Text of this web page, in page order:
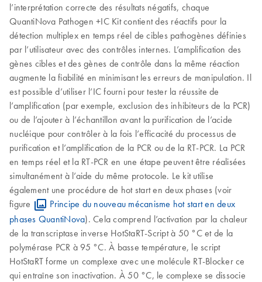
l’interprétation correcte des résultats négatifs, chaque
QuantiNova Pathogen +IC Kit contient des réactifs pour la
détection multiplex en temps réel de cibles pathogènes définies
par l’utilisateur avec des contrôles internes. L’amplification des
gènes cibles et des gènes de contrôle dans la même réaction
augmente la fiabilité en minimisant les erreurs de manipulation. Il
est possible d’utiliser l’IC fourni pour tester la réussite de
l’amplification (par exemple, exclusion des inhibiteurs de la PCR)
ou de l’ajouter à l’échantillon avant la purification de l’acide
nucléique pour contrôler à la fois l’efficacité du processus de
purification et l’amplification de la PCR ou de la RT-PCR. La PCR
en temps réel et la RT-PCR en une étape peuvent être réalisées
simultanément à l’aide du même protocole. Le kit utilise
également une procédure de hot start en deux phases (voir
figure
Principe du nouveau mécanisme hot start en deux
phases QuantiNova). Cela comprend l’activation par la chaleur
de la transcriptase inverse HotStaRT-Script à 50 °C et de la
polymérase PCR à 95 °C. À basse température, le script
HotStaRT forme un complexe avec une molécule RT-Blocker ce
qui entraîne son inactivation. À 50 °C, le complexe se dissocie